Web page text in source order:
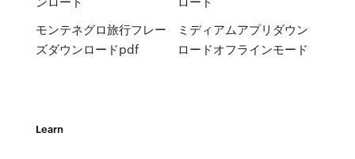
モンテネグロ旅行フレー
ズダウンロードpdf
ミディアムアプリダウン
ロードオフラインモード
Learn